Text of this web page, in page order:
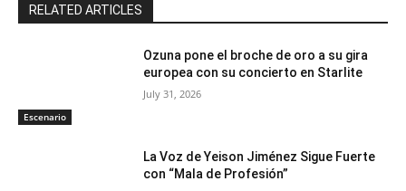
RELATED ARTICLES
Escenario
Ozuna pone el broche de oro a su gira
europea con su concierto en Starlite
July 31, 2026
La Voz de Yeison Jiménez Sigue Fuerte
con “Mala de Profesión”